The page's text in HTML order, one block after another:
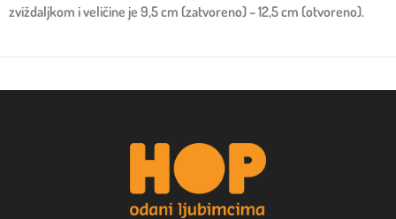
zviždaljkom i veličine je 9,5 cm (zatvoreno) – 12,5 cm (otvoreno).